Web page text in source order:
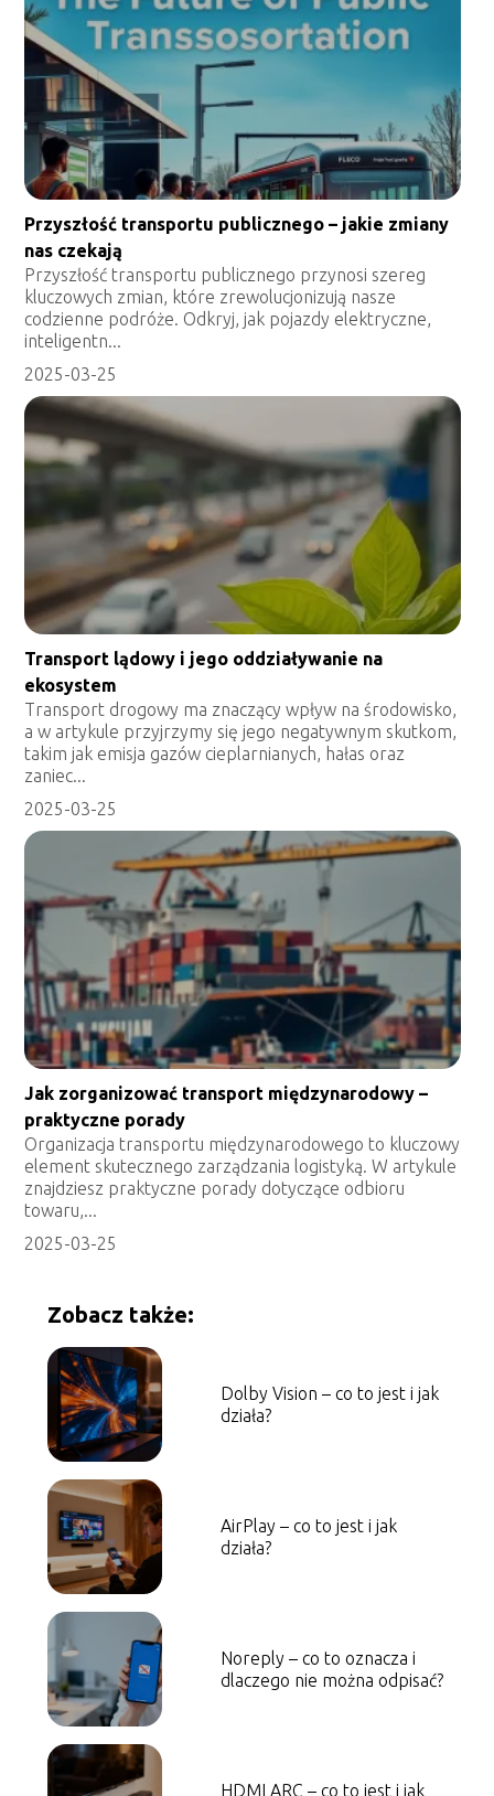
Przyszłość transportu publicznego – jakie zmiany
nas czekają
Przyszłość transportu publicznego przynosi szereg
kluczowych zmian, które zrewolucjonizują nasze
codzienne podróże. Odkryj, jak pojazdy elektryczne,
inteligentn...
2025-03-25
Transport lądowy i jego oddziaływanie na
ekosystem
Transport drogowy ma znaczący wpływ na środowisko,
a w artykule przyjrzymy się jego negatywnym skutkom,
takim jak emisja gazów cieplarnianych, hałas oraz
zaniec...
2025-03-25
Jak zorganizować transport międzynarodowy –
praktyczne porady
Organizacja transportu międzynarodowego to kluczowy
element skutecznego zarządzania logistyką. W artykule
znajdziesz praktyczne porady dotyczące odbioru
towaru,...
2025-03-25
Zobacz także:
Dolby Vision – co to jest i jak
działa?
AirPlay – co to jest i jak
działa?
Noreply – co to oznacza i
dlaczego nie można odpisać?
HDMI ARC – co to jest i jak